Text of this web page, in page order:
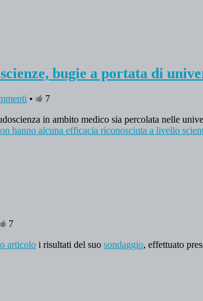
bugie a portata di
•
7
in ambito medico sia percolata nelle
hanno alcuna efficacia riconosciuta a livello
7
articolo i risultati del suo sondaggio, effettuato